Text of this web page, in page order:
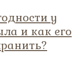
у
и как его